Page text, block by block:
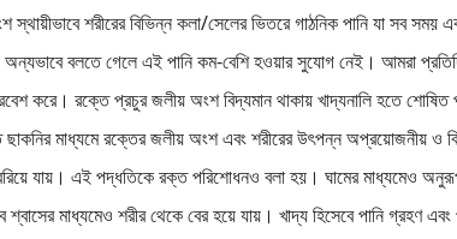
শরীরের বিভিন্ন কলা/সেলের ভিতরে গাঠনিক পানি যা সব
অন্যভাবে বলতে গেলে এই পানি কম-বেশি হওয়ার সুযোগ নেই। আমরা
করে। রক্তে প্রচুর জলীয় অংশ বিদ্যমান থাকায় খাদ্যনালি হতে
মাধ্যমে রক্তের জলীয় অংশ এবং শরীরের উৎপন্ন অপ্রয়োজনীয় ও
যায়। এই পদ্ধতিকে রক্ত পরিশোধনও বলা হয়। ঘামের মাধ্যমেও
শ্বাসের মাধ্যমেও শরীর থেকে বের হয়ে যায়। খাদ্য হিসেবে পানি গ্রহণ এবং